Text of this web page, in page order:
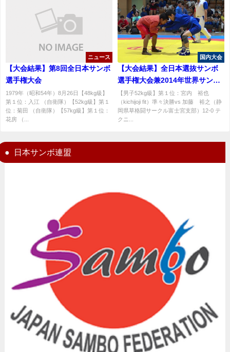
ニュース
【大会結果】第8回全日本サンボ
選手権大会
1979年（昭和54年）8月26日【48kg級】
第１位：入江 （自衛隊）【52kg級】第１
位：菊田 （自衛隊）【57kg級】第１位：
花房 （...
国内大会
【大会結果】全日本選抜サンボ
選手権大会兼2014年世界サンボ
選手権大会日本代表選手最終選
考会結果2
【男子52kg級】第１位：宮内 裕也
（kichijoji fit）準々決勝vs 加藤 裕之（静
岡県草格闘サークル富士宮支部）12-0 テ
クニ...
日本サンボ連盟